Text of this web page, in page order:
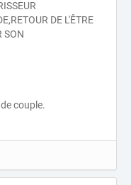
DE L'ÊTRE
SON
couple.